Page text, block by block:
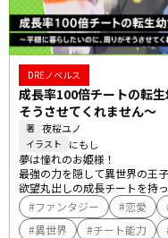
DREノベルス
成長率100倍チートの転
そうさせてくれません～
著 夜桜ユノ
イラスト にもし
夢は憧れのお姫様！
最強の力を隠して異世界の王
欲望丸出しの成長チートを持
ファンタジー
恋愛
異世界
チート能力